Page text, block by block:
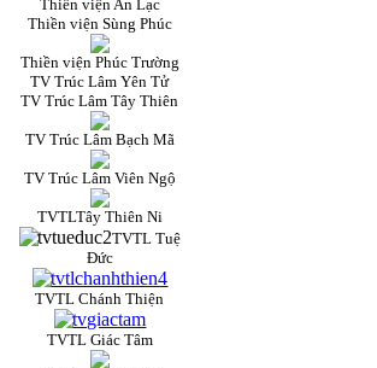
Thiền viện An Lạc
Thiền viện Sùng Phúc
Thiền viện Phúc Trường
TV Trúc Lâm Yên Tử
TV Trúc Lâm Tây Thiên
TV Trúc Lâm Bạch Mã
TV Trúc Lâm Viên Ngộ
TVTLTây Thiên Ni
TVTL Tuệ
Đức
TVTL Chánh Thiện
TVTL Giác Tâm